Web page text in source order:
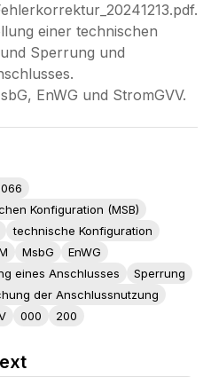
einer technischen
Sperrung und
EnWG und StromGVV.
Konfiguration (MSB)
technische Konfiguration
MsbG
EnWG
eines Anschlusses
Sperrung
der Anschlussnutzung
000 200